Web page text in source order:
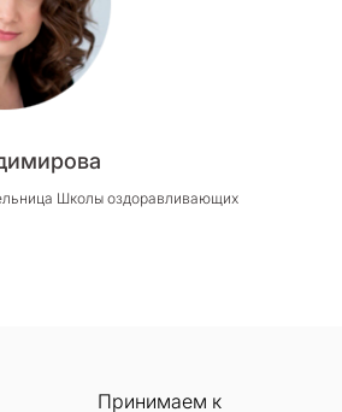
Школы оздоравливающих
Принимаем к